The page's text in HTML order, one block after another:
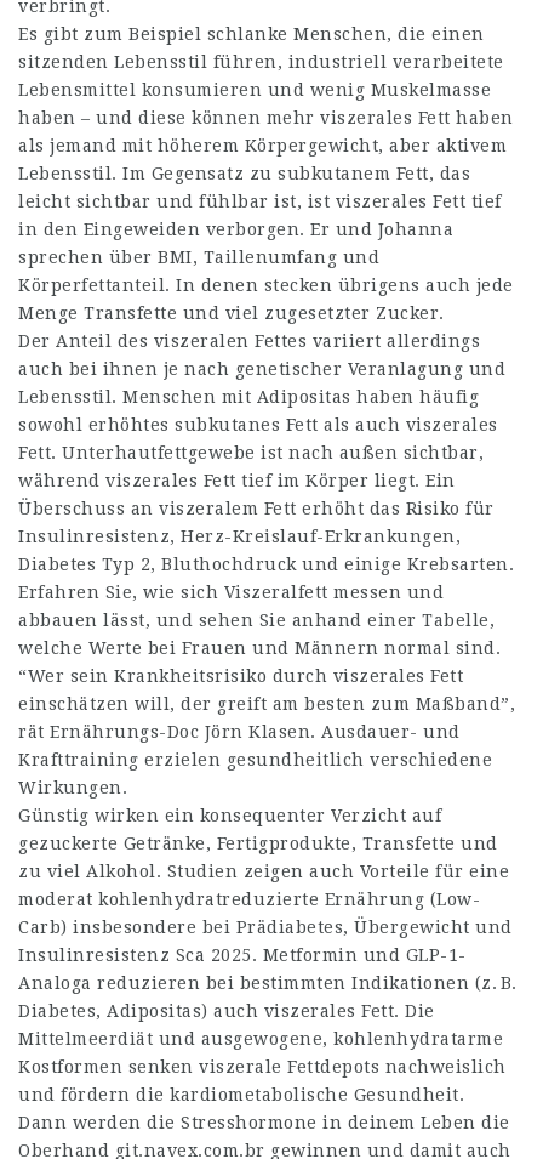
verbringt.
Es gibt zum Beispiel schlanke Menschen, die einen
sitzenden Lebensstil führen, industriell verarbeitete
Lebensmittel konsumieren und wenig Muskelmasse
haben – und diese können mehr viszerales Fett haben
als jemand mit höherem Körpergewicht, aber aktivem
Lebensstil. Im Gegensatz zu subkutanem Fett, das
leicht sichtbar und fühlbar ist, ist viszerales Fett tief
in den Eingeweiden verborgen. Er und Johanna
sprechen über BMI, Taillenumfang und
Körperfettanteil. In denen stecken übrigens auch jede
Menge Transfette und viel zugesetzter Zucker.
Der Anteil des viszeralen Fettes variiert allerdings
auch bei ihnen je nach genetischer Veranlagung und
Lebensstil. Menschen mit Adipositas haben häufig
sowohl erhöhtes subkutanes Fett als auch viszerales
Fett. Unterhautfettgewebe ist nach außen sichtbar,
während viszerales Fett tief im Körper liegt. Ein
Überschuss an viszeralem Fett erhöht das Risiko für
Insulinresistenz, Herz-Kreislauf-Erkrankungen,
Diabetes Typ 2, Bluthochdruck und einige Krebsarten.
Erfahren Sie, wie sich Viszeralfett messen und
abbauen lässt, und sehen Sie anhand einer Tabelle,
welche Werte bei Frauen und Männern normal sind.
“Wer sein Krankheitsrisiko durch viszerales Fett
einschätzen will, der greift am besten zum Maßband”,
rät Ernährungs-Doc Jörn Klasen. Ausdauer- und
Krafttraining erzielen gesundheitlich verschiedene
Wirkungen.
Günstig wirken ein konsequenter Verzicht auf
gezuckerte Getränke, Fertigprodukte, Transfette und
zu viel Alkohol. Studien zeigen auch Vorteile für eine
moderat kohlenhydratreduzierte Ernährung (Low-
Carb) insbesondere bei Prädiabetes, Übergewicht und
Insulinresistenz Sca 2025. Metformin und GLP-1-
Analoga reduzieren bei bestimmten Indikationen (z. B.
Diabetes, Adipositas) auch viszerales Fett. Die
Mittelmeerdiät und ausgewogene, kohlenhydratarme
Kostformen senken viszerale Fettdepots nachweislich
und fördern die kardiometabolische Gesundheit.
Dann werden die Stresshormone in deinem Leben die
Oberhand git.navex.com.br gewinnen und damit auch